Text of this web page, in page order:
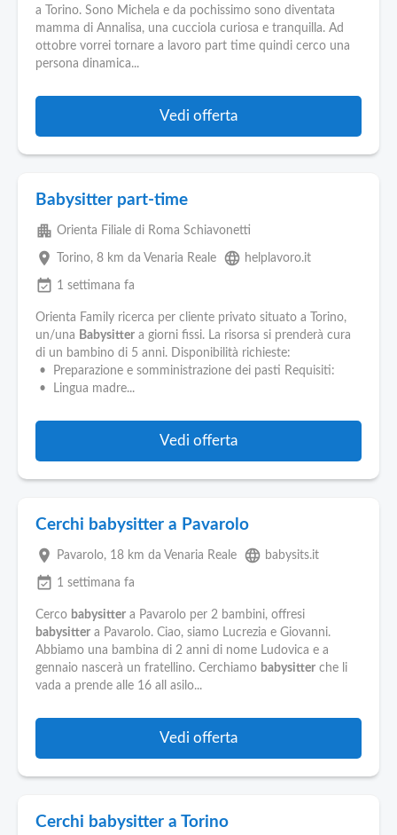
a Torino. Sono Michela e da pochissimo sono diventata
mamma di Annalisa, una cucciola curiosa e tranquilla. Ad
ottobre vorrei tornare a lavoro part time quindi cerco una
persona dinamica...
Vedi offerta
Babysitter part-time
apartment Orienta Filiale di Roma Schiavonetti
place Torino, 8 km da Venaria Reale language helplavoro.it
event_available 1 settimana fa
Orienta Family ricerca per cliente privato situato a Torino,
un/una Babysitter a giorni fissi. La risorsa si prenderà cura
di un bambino di 5 anni. Disponibilità richieste:
• Preparazione e somministrazione dei pasti Requisiti:
• Lingua madre...
Vedi offerta
Cerchi babysitter a Pavarolo
place Pavarolo, 18 km da Venaria Reale language babysits.it
event_available 1 settimana fa
Cerco babysitter a Pavarolo per 2 bambini, offresi
babysitter a Pavarolo. Ciao, siamo Lucrezia e Giovanni.
Abbiamo una bambina di 2 anni di nome Ludovica e a
gennaio nascerà un fratellino. Cerchiamo babysitter che li
vada a prende alle 16 all asilo...
Vedi offerta
Cerchi babysitter a Torino